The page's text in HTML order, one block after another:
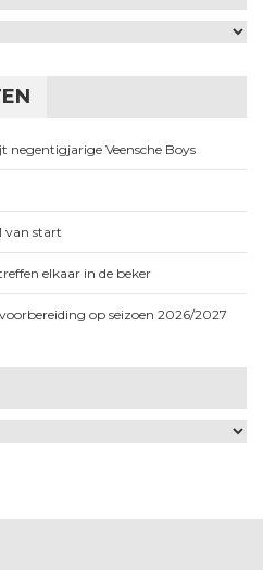
negentigjarige Veensche Boys
van start
elkaar in de beker
op seizoen 2026/2027